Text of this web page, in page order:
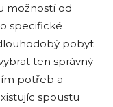
možností od
specifické
pobyt
ten správný
potřeb a
spoustu